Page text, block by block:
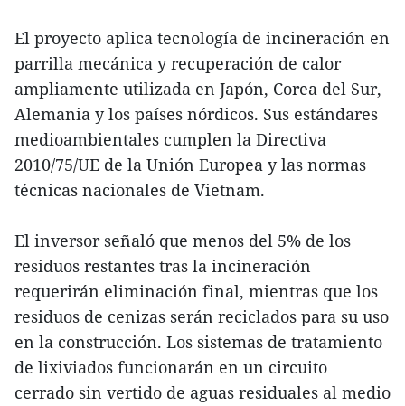
El proyecto aplica tecnología de incineración en
parrilla mecánica y recuperación de calor
ampliamente utilizada en Japón, Corea del Sur,
Alemania y los países nórdicos. Sus estándares
medioambientales cumplen la Directiva
2010/75/UE de la Unión Europea y las normas
técnicas nacionales de Vietnam.
El inversor señaló que menos del 5% de los
residuos restantes tras la incineración
requerirán eliminación final, mientras que los
residuos de cenizas serán reciclados para su uso
en la construcción. Los sistemas de tratamiento
de lixiviados funcionarán en un circuito
cerrado sin vertido de aguas residuales al medio